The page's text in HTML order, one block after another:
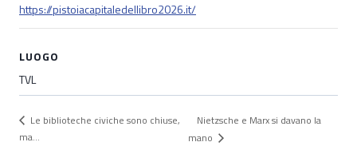
https://pistoiacapitaledellibro2026.it/
LUOGO
TVL
Le biblioteche civiche sono chiuse,
ma…
Nietzsche e Marx si davano la
mano